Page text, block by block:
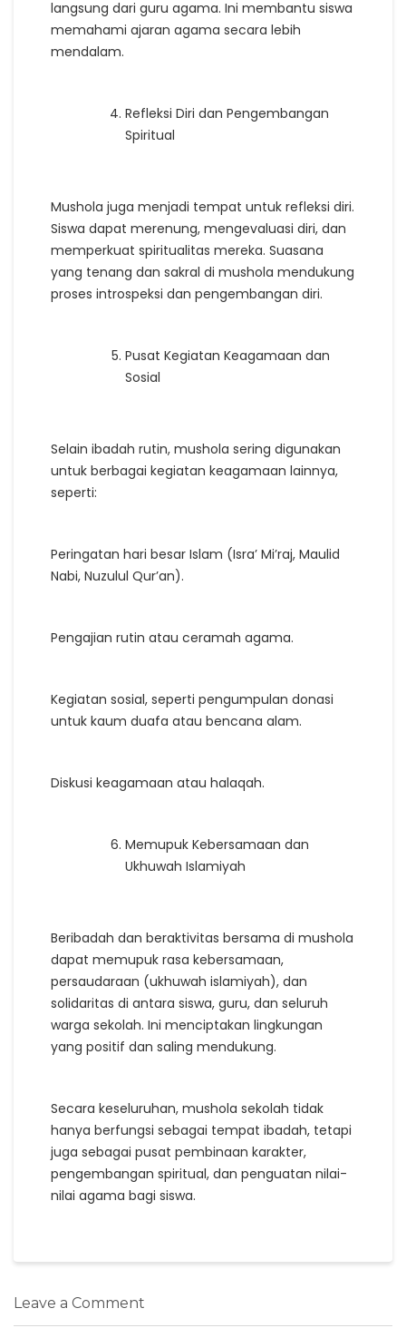
langsung dari guru agama. Ini membantu siswa
memahami ajaran agama secara lebih
mendalam.
Refleksi Diri dan Pengembangan
Spiritual
Mushola juga menjadi tempat untuk refleksi diri.
Siswa dapat merenung, mengevaluasi diri, dan
memperkuat spiritualitas mereka. Suasana
yang tenang dan sakral di mushola mendukung
proses introspeksi dan pengembangan diri.
Pusat Kegiatan Keagamaan dan
Sosial
Selain ibadah rutin, mushola sering digunakan
untuk berbagai kegiatan keagamaan lainnya,
seperti:
Peringatan hari besar Islam (Isra’ Mi’raj, Maulid
Nabi, Nuzulul Qur’an).
Pengajian rutin atau ceramah agama.
Kegiatan sosial, seperti pengumpulan donasi
untuk kaum duafa atau bencana alam.
Diskusi keagamaan atau halaqah.
Memupuk Kebersamaan dan
Ukhuwah Islamiyah
Beribadah dan beraktivitas bersama di mushola
dapat memupuk rasa kebersamaan,
persaudaraan (ukhuwah islamiyah), dan
solidaritas di antara siswa, guru, dan seluruh
warga sekolah. Ini menciptakan lingkungan
yang positif dan saling mendukung.
Secara keseluruhan, mushola sekolah tidak
hanya berfungsi sebagai tempat ibadah, tetapi
juga sebagai pusat pembinaan karakter,
pengembangan spiritual, dan penguatan nilai-
nilai agama bagi siswa.
Leave a Comment